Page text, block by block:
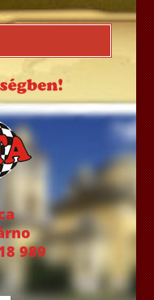
989